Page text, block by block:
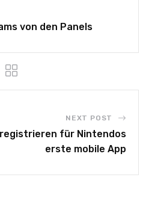
von den Panels
NEXT POST
für Nintendos
erste mobile App